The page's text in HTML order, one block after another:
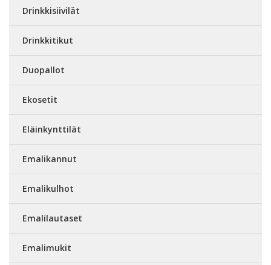
Drinkkisiivilät
Drinkkitikut
Duopallot
Ekosetit
Eläinkynttilät
Emalikannut
Emalikulhot
Emalilautaset
Emalimukit